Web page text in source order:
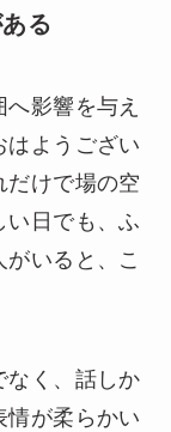
る
影響を与え
はようござい
だけで場の空
い日でも、ふ
いると、こ
なく、話しか
情が柔らかい